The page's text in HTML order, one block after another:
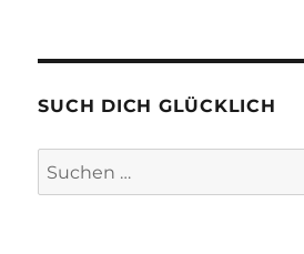
SUCH DICH GLÜCKLICH
Suchen
nach: